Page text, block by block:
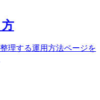
理する運用方法ページを